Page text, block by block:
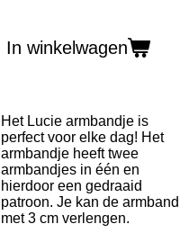
In winkelwagen
Het Lucie armbandje is
perfect voor elke dag! Het
armbandje heeft twee
armbandjes in één en
hierdoor een gedraaid
patroon. Je kan de armband
met 3 cm verlengen.